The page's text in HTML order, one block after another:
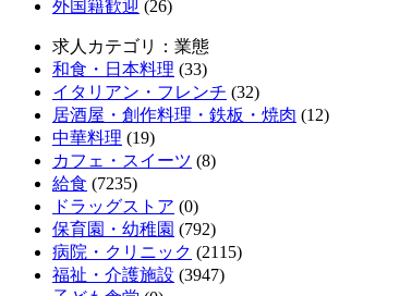
外国籍歓迎 (26)
求人カテゴリ：業態
和食・日本料理 (33)
イタリアン・フレンチ (32)
居酒屋・創作料理・鉄板・焼肉 (12)
中華料理 (19)
カフェ・スイーツ (8)
給食 (7235)
ドラッグストア (0)
保育園・幼稚園 (792)
病院・クリニック (2115)
福祉・介護施設 (3947)